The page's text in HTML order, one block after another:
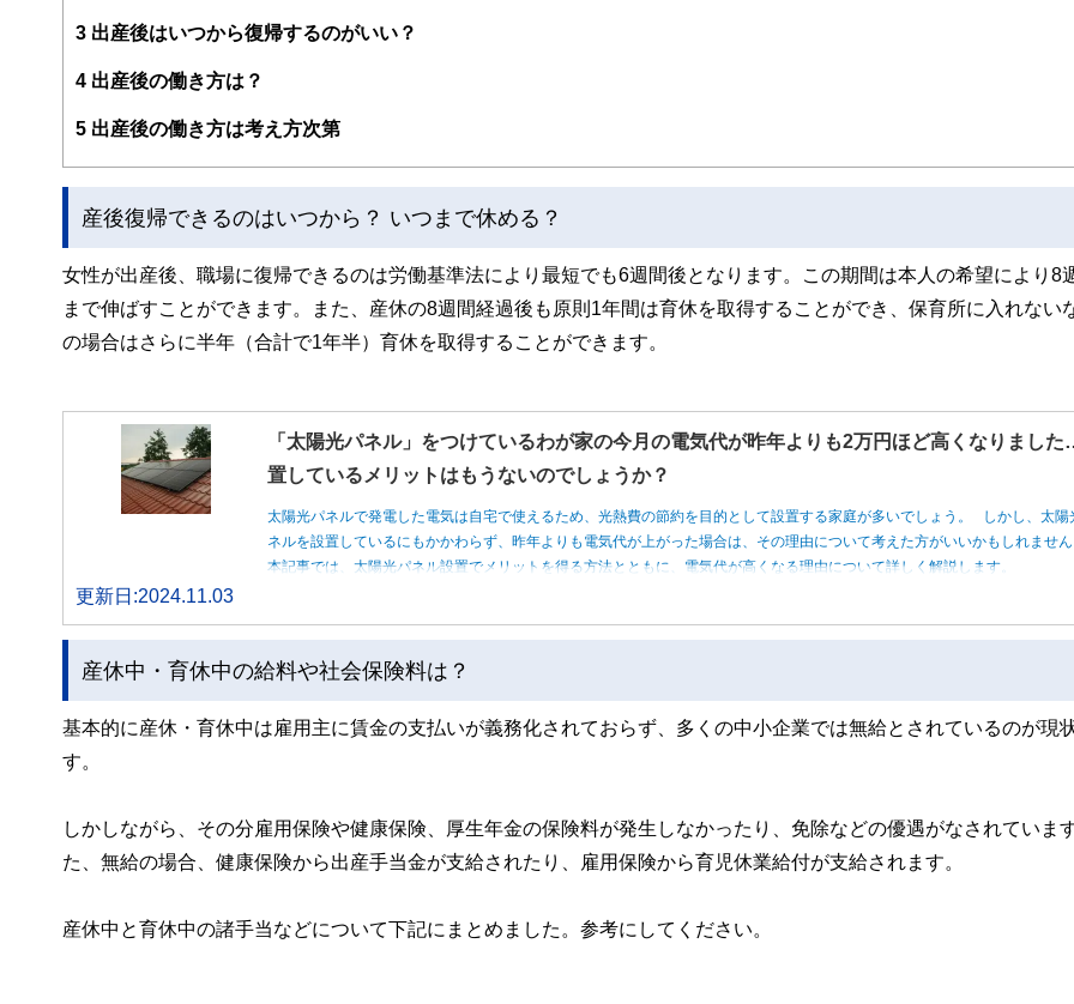
3 出産後はいつから復帰するのがいい？
4 出産後の働き方は？
5 出産後の働き方は考え方次第
産後復帰できるのはいつから？ いつまで休める？
女性が出産後、職場に復帰できるのは労働基準法により最短でも6週間後となります。この期間は本人の希望により8
まで伸ばすことができます。また、産休の8週間経過後も原則1年間は育休を取得することができ、保育所に入れない
の場合はさらに半年（合計で1年半）育休を取得することができます。
「太陽光パネル」をつけているわが家の今月の電気代が昨年よりも2万円ほど高くなりまし
置しているメリットはもうないのでしょうか？
太陽光パネルで発電した電気は自宅で使えるため、光熱費の節約を目的として設置する家庭が多いでしょう。 しかし、太陽
ネルを設置しているにもかかわらず、昨年よりも電気代が上がった場合は、その理由について考えた方がいいかもしれませ
本記事では、太陽光パネル設置でメリットを得る方法とともに、電気代が高くなる理由について詳しく解説します。
更新日:2024.11.03
産休中・育休中の給料や社会保険料は？
基本的に産休・育休中は雇用主に賃金の支払いが義務化されておらず、多くの中小企業では無給とされているのが現
す。
しかしながら、その分雇用保険や健康保険、厚生年金の保険料が発生しなかったり、免除などの優遇がなされていま
た、無給の場合、健康保険から出産手当金が支給されたり、雇用保険から育児休業給付が支給されます。
産休中と育休中の諸手当などについて下記にまとめました。参考にしてください。